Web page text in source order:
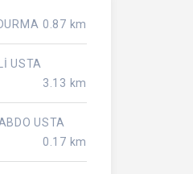
0.87 km
USTA
3.13 km
USTA
0.17 km